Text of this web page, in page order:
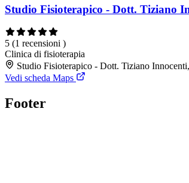
Studio Fisioterapico - Dott. Tiziano
5 (1 recensioni )
Clinica di fisioterapia
Studio Fisioterapico - Dott. Tiziano
Vedi scheda Maps
Footer